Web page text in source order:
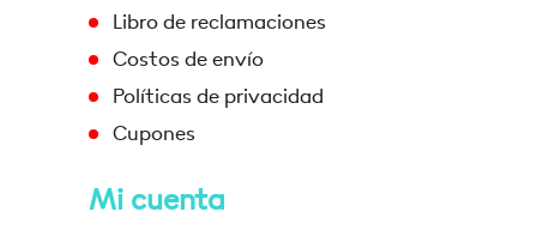
Libro de reclamaciones
Costos de envío
Políticas de privacidad
Cupones
Mi cuenta